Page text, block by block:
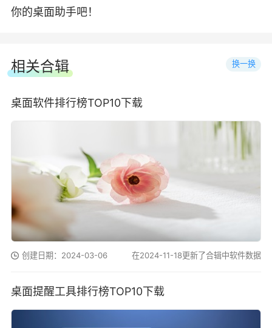
你的桌面助手吧！
相关合辑 换一换
桌面软件排行榜TOP10下载
创建日期：2024-03-06 在2024-11-18更新了合辑中软件数据
桌面提醒工具排行榜TOP10下载